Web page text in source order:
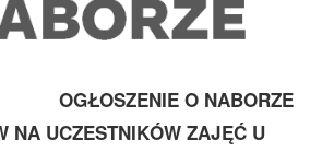
O NABORZE
NA UCZESTNIKÓW ZAJĘĆ U